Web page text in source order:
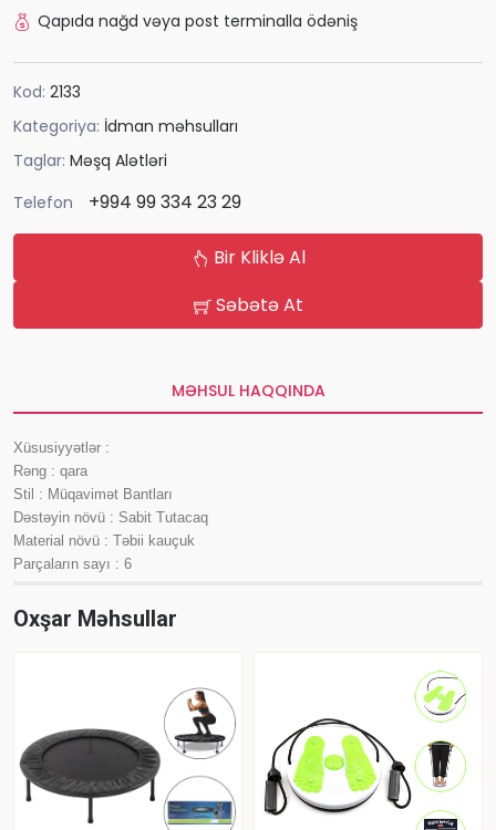
Qapıda nağd vəya post terminalla ödəniş
Kod: 2133
Kategoriya: İdman məhsulları
Taglar: Məşq Alətləri
Telefon
+994 99 334 23 29
Bir Kliklə Al
Səbətə At
MƏHSUL HAQQINDA
Xüsusiyyətlər :
Rəng : qara
Stil : Müqavimət Bantları
Dəstəyin növü : Sabit Tutacaq
Material növü : Təbii kauçuk
Parçaların sayı : ‎6
Oxşar Məhsullar